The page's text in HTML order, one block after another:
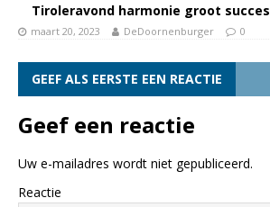
Tiroleravond harmonie groot succes
maart 20, 2023 DeDoornenburger 0
GEEF ALS EERSTE EEN REACTIE
Geef een reactie
Uw e-mailadres wordt niet gepubliceerd.
Reactie